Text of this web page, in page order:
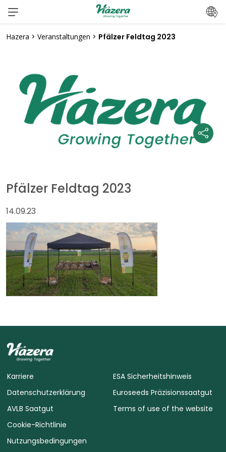
Zum
Inhalt
Hazera > Veranstaltungen > Pfälzer Feldtag 2023
Pfälzer Feldtag 2023
14.09.23
Karriere
Datenschutzerklärung
AVLB Saatgut
Cookie-Richtlinie
Nutzungsbedingungen
ESA Sicherheitshinweis
Euroseeds Präzisionssaatgut
Terms of use of the website